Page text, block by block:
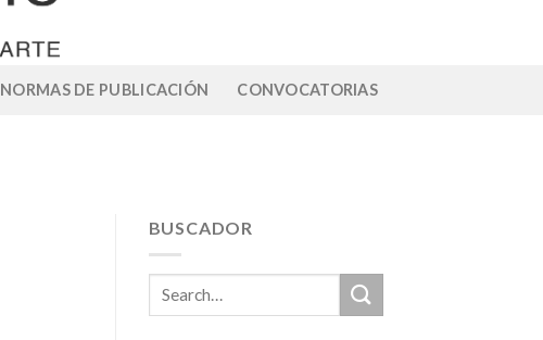
NORMAS DE PUBLICACIÓN CONVOCATORIAS
BUSCADOR